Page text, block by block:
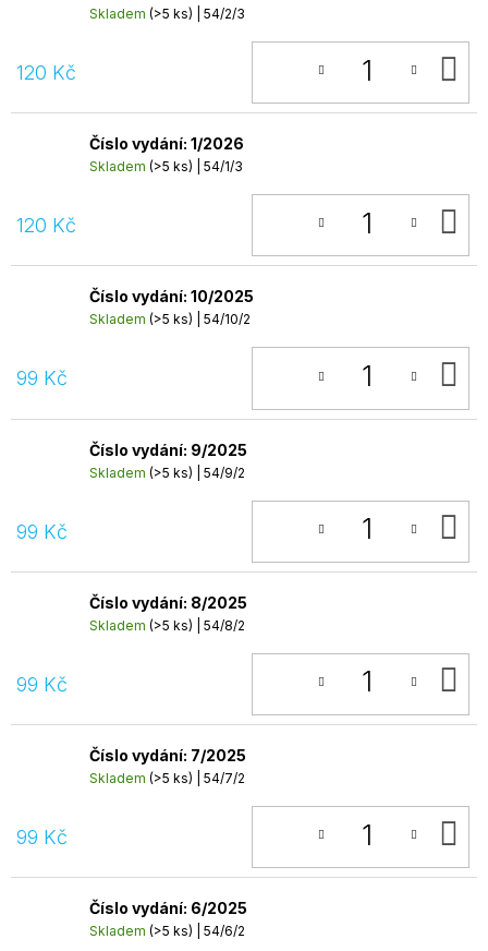
Skladem (>5 ks) | 54/2/3
120 Kč
Číslo vydání: 1/2026
Skladem (>5 ks) | 54/1/3
120 Kč
Číslo vydání: 10/2025
Skladem (>5 ks) | 54/10/2
99 Kč
Číslo vydání: 9/2025
Skladem (>5 ks) | 54/9/2
99 Kč
Číslo vydání: 8/2025
Skladem (>5 ks) | 54/8/2
99 Kč
Číslo vydání: 7/2025
Skladem (>5 ks) | 54/7/2
99 Kč
Číslo vydání: 6/2025
Skladem (>5 ks) | 54/6/2